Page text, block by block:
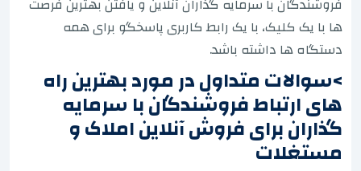
ها با یک کلیک، با یک رابط کاربری پاسخگو برای همه
دستگاه ها داشته باشد.
>سوالات متداول در مورد بهترین راه
های ارتباط فروشندگان با سرمایه
گذاران برای فروش آنلاین املاک و
مستغلات